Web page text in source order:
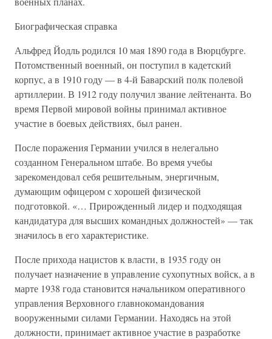
Биографическая справка
Альфред Йодль родился 10 мая 1890 года в Вюрцбурге.
Потомственный военный, он поступил в кадетский
корпус, а в 1910 году — в 4-й Баварский полк полевой
артиллерии. В 1912 году получил звание лейтенанта. Во
время Первой мировой войны принимал активное
участие в боевых действиях, был ранен.
После поражения Германии учился в нелегально
созданном Генеральном штабе. Во время учебы
зарекомендовал себя решительным, энергичным,
думающим офицером с хорошей физической
подготовкой. «… Прирожденный лидер и подходящая
кандидатура для высших командных должностей» — так
значилось в его характеристике.
После прихода нацистов к власти, в 1935 году он
получает назначение в управление сухопутных войск, а в
марте 1938 года становится начальником оперативного
управления Верховного главнокомандования
вооруженными силами Германии. Находясь на этой
должности, принимает активное участие в разработке